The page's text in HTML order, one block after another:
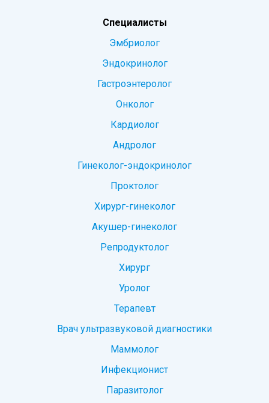
Специалисты
Эмбриолог
Эндокринолог
Гастроэнтеролог
Онколог
Кардиолог
Андролог
Гинеколог-эндокринолог
Проктолог
Хирург-гинеколог
Акушер-гинеколог
Репродуктолог
Хирург
Уролог
Терапевт
Врач ультразвуковой диагностики
Маммолог
Инфекционист
Паразитолог